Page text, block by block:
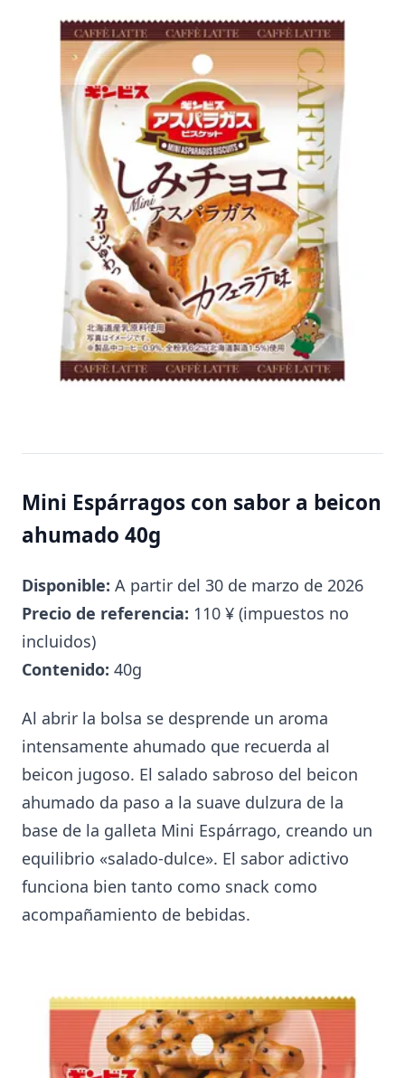
Mini Espárragos con sabor a beicon
ahumado 40g
Disponible: A partir del 30 de marzo de 2026
Precio de referencia: 110 ¥ (impuestos no
incluidos)
Contenido: 40g
Al abrir la bolsa se desprende un aroma
intensamente ahumado que recuerda al
beicon jugoso. El salado sabroso del beicon
ahumado da paso a la suave dulzura de la
base de la galleta Mini Espárrago, creando un
equilibrio «salado-dulce». El sabor adictivo
funciona bien tanto como snack como
acompañamiento de bebidas.